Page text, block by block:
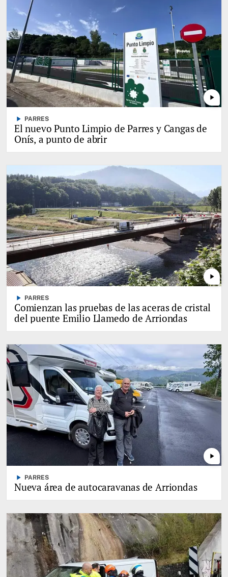
play_arrow
play_arrow PARRES
El nuevo Punto Limpio de Parres y Cangas de
Onís, a punto de abrir
play_arrow
play_arrow PARRES
Comienzan las pruebas de las aceras de cristal
del puente Emilio Llamedo de Arriondas
play_arrow
play_arrow PARRES
Nueva área de autocaravanas de Arriondas